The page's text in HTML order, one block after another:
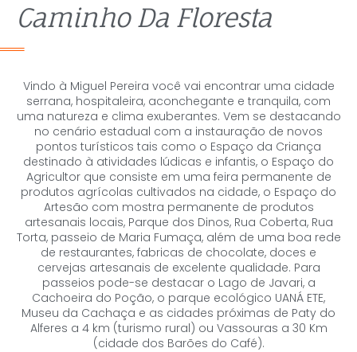
Caminho Da Floresta
Vindo à Miguel Pereira você vai encontrar uma cidade
serrana, hospitaleira, aconchegante e tranquila, com
uma natureza e clima exuberantes. Vem se destacando
no cenário estadual com a instauração de novos
pontos turísticos tais como o Espaço da Criança
destinado à atividades lúdicas e infantis, o Espaço do
Agricultor que consiste em uma feira permanente de
produtos agrícolas cultivados na cidade, o Espaço do
Artesão com mostra permanente de produtos
artesanais locais, Parque dos Dinos, Rua Coberta, Rua
Torta, passeio de Maria Fumaça, além de uma boa rede
de restaurantes, fabricas de chocolate, doces e
cervejas artesanais de excelente qualidade. Para
passeios pode-se destacar o Lago de Javari, a
Cachoeira do Poção, o parque ecológico UANÁ ETE,
Museu da Cachaça e as cidades próximas de Paty do
Alferes a 4 km (turismo rural) ou Vassouras a 30 Km
(cidade dos Barões do Café).